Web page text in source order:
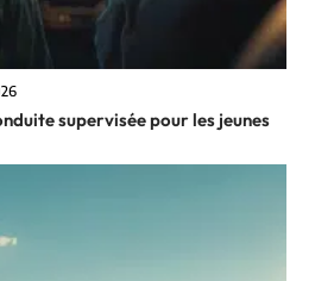
supervisée pour les jeunes